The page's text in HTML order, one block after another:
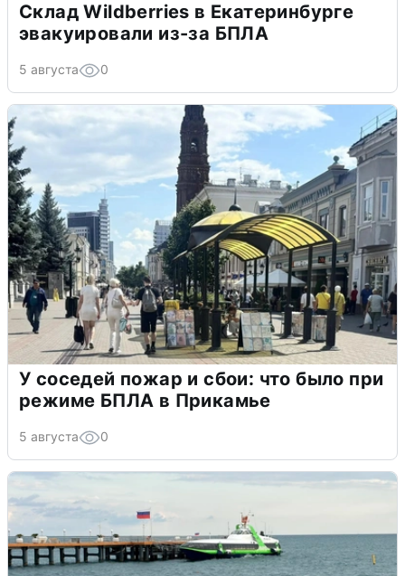
Склад Wildberries в Екатеринбурге
эвакуировали из-за БПЛА
5 августа 0
У соседей пожар и сбои: что было при
режиме БПЛА в Прикамье
5 августа 0